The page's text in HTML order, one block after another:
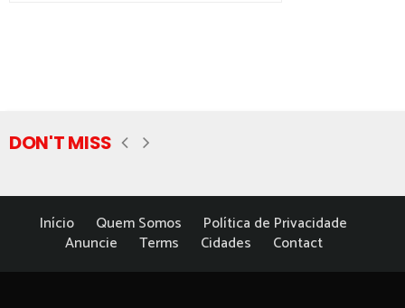
DON'T MISS
Início Quem Somos
Política de Privacidade
Anuncie
Terms Cidades Contact